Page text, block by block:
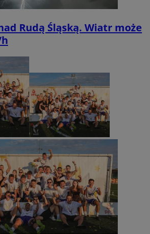
Rudą Śląską. Wiatr może